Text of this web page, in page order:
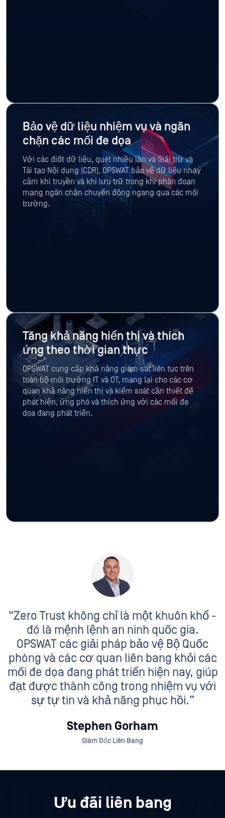
Bảo vệ dữ liệu nhiệm vụ và ngăn
chặn các mối đe dọa
Với các điốt dữ liệu, quét nhiều lần và Giải trừ và
Tái tạo Nội dung (CDR), OPSWAT bảo vệ dữ liệu nhạy
cảm khi truyền và khi lưu trữ trong khi phân đoạn
mạng ngăn chặn chuyển động ngang qua các môi
trường.
Tăng khả năng hiển thị và thích
ứng theo thời gian thực
OPSWAT cung cấp khả năng giám sát liên tục trên
toàn bộ môi trường IT và OT, mang lại cho các cơ
quan khả năng hiển thị và kiểm soát cần thiết để
phát hiện, ứng phó và thích ứng với các mối đe
dọa đang phát triển.
“Zero Trust không chỉ là một khuôn khổ -
đó là mệnh lệnh an ninh quốc gia.
OPSWAT các giải pháp bảo vệ Bộ Quốc
phòng và các cơ quan liên bang khỏi các
mối đe dọa đang phát triển hiện nay, giúp
đạt được thành công trong nhiệm vụ với
sự tự tin và khả năng phục hồi.”
Stephen Gorham
Giám Đốc Liên Bang
Ưu đãi liên bang